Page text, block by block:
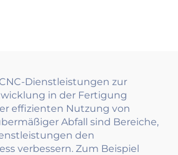
Dienstleistungen zur
in der Fertigung
effizienten Nutzung von
Abfall sind Bereiche,
den
verbessern. Zum Beispiel